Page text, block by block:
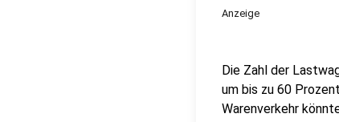
Anzeige
Die Zahl der
um bis zu 60
Warenverkehr